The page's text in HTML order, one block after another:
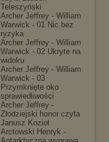
Teleszyński
Archer Jeffrey - William
Warwick - 01 Nic bez
ryzyka
Archer Jeffrey - William
Warwick - 02 Ukryte na
widoku
Archer Jeffrey - William
Warwick - 03
Przymknięte oko
sprawiedliwości
Archer Jeffrey -
Złodziejski honor czyta
Janusz Kozioł
Arctowski Henryk -